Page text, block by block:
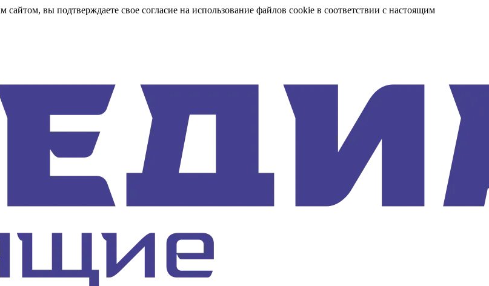
вы подтверждаете свое согласие на использование файлов cookie в соответствии с настоящим